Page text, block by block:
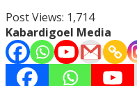
Post Views: 1,714
Kabardigoel Media